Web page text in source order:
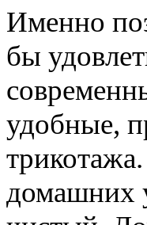
Именно
бы
удобные,
домашних